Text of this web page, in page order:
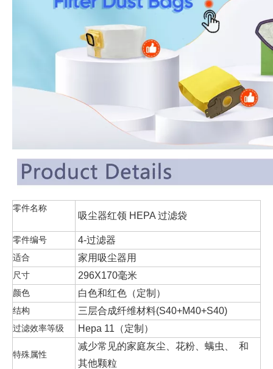
零件名称
吸尘器红领 HEPA 过滤袋
零件编号 4-过滤器
适合 家用吸尘器用
尺寸 296X170毫米
颜色 白色和红色（定制）
结构 三层合成纤维材料(S40+M40+S40)
过滤效率等级 Hepa 11（定制）
特殊属性
减少常见的家庭灰尘、花粉、螨虫、 和
其他颗粒